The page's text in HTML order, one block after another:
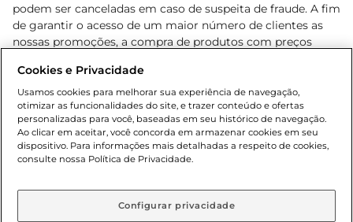
podem ser canceladas em caso de suspeita de fraude. A fim
de garantir o acesso de um maior número de clientes as
nossas promoções, a compra de produtos com preços
cliente. Os preços, ofertas e condições são exclusivos para
o e-commerce e válidos durante o dia de hoje, podendo
sofrer alterações sem prévia notificação. Proibida a venda
de bebidas alcoólicas para menores de 18 anos, conforme
Lei n.º 8069/90, art. 81, inciso II (Estatuto da Criança e do
Adolescente). Preços e condições exclusivos para o
aviso prévio. O valor mínimo para as compras on-line é de
Cookies e Privacidade
Usamos cookies para melhorar sua experiência de navegação,
otimizar as funcionalidades do site, e trazer conteúdo e ofertas
personalizadas para você, baseadas em seu histórico de navegação.
Ao clicar em aceitar, você concorda em armazenar cookies em seu
dispositivo. Para informações mais detalhadas a respeito de cookies,
consulte nossa Política de Privacidade.
Configurar privacidade